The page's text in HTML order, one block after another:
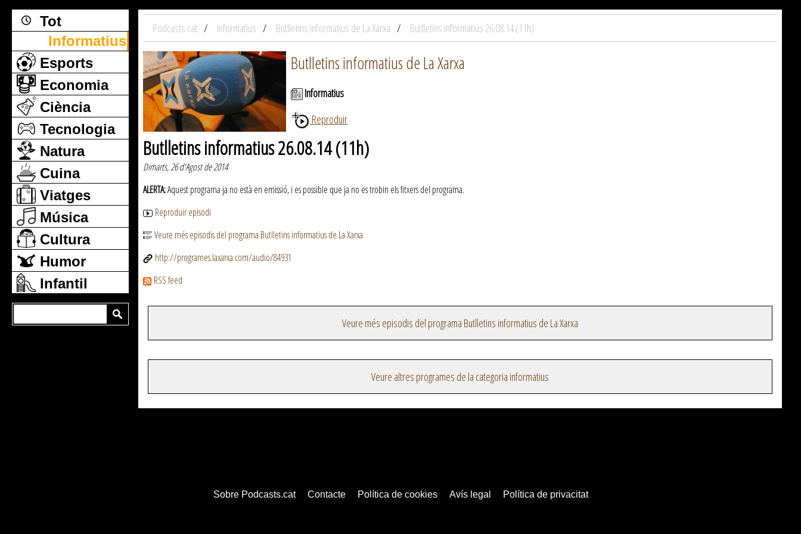
Tot
Informatius
Esports
Economia
Ciència
Tecnologia
Natura
Cuina
Viatges
Música
Cultura
Humor
Infantil
Podcasts.cat Informatius Butlletins informatius de La Xarxa Butlletins informatius 26.08.14 (11h)
Butlletins informatius de La Xarxa
Informatius
Reproduir
Butlletins informatius 26.08.14 (11h)
Dimarts, 26 d'Agost de 2014
ALERTA:Aquest programa ja no està en emissió, i es possible que ja no es trobin els fitxers del programa.
Reproduir episodi
Veure més episodis del programa Butlletins informatius de La Xarxa
http://programes.laxarxa.com/audio/84931
RSS feed
Veure més episodis del programa Butlletins informatius de La Xarxa
Veure altres programes de la categoria informatius
Sobre Podcasts.cat Contacte Política de cookies Avís legal Política de privacitat